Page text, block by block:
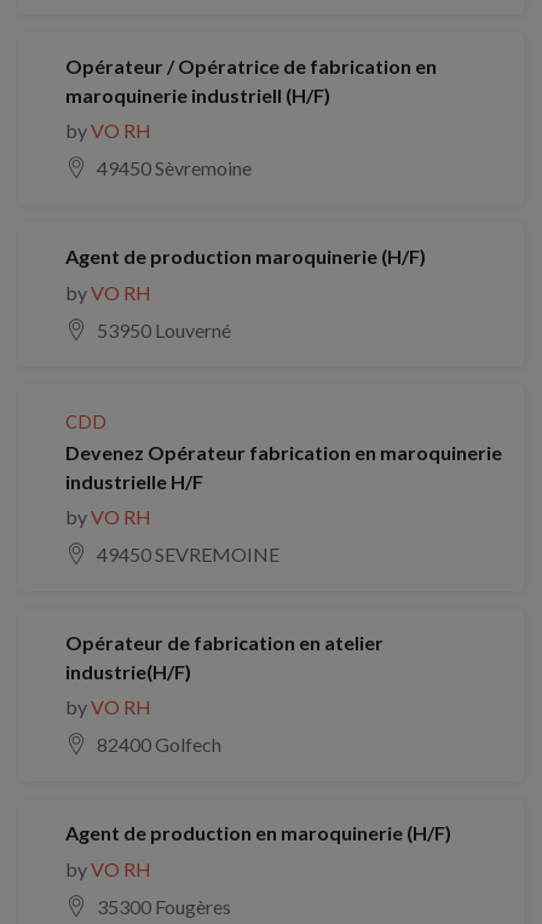
Opérateur / Opératrice de fabrication en
maroquinerie industriell (H/F)
byVO RH
49450 Sèvremoine
Agent de production maroquinerie (H/F)
byVO RH
53950 Louverné
CDD
Devenez Opérateur fabrication en maroquinerie
industrielle H/F
byVO RH
49450 SEVREMOINE
Opérateur de fabrication en atelier
industrie(H/F)
byVO RH
82400 Golfech
Agent de production en maroquinerie (H/F)
byVO RH
35300 Fougères